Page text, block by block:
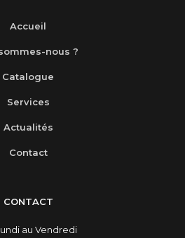
Accueil
nous ?
Catalogue
Services
Actualités
Contact
CONTACT
au Vendredi